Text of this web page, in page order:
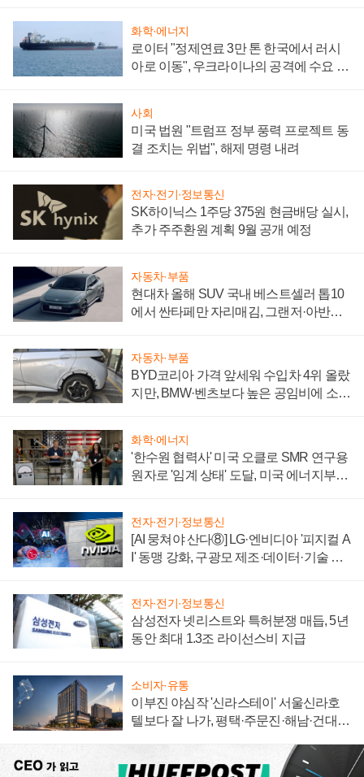
화학·에너지
로이터 "정제연료 3만 톤 한국에서 러시
아로 이동", 우크라이나의 공격에 수요 늘
사회
미국 법원 "트럼프 정부 풍력 프로젝트 동
결 조치는 위법", 해제 명령 내려
전자·전기·정보통신
SK하이닉스 1주당 375원 현금배당 실시,
추가 주주환원 계획 9월 공개 예정
자동차·부품
현대차 올해 SUV 국내 베스트셀러 톱10
에서 싼타페만 자리매김, 그랜저·아반떼
자동차·부품
BYD코리아 가격 앞세워 수입차 4위 올랐
지만, BMW·벤츠보다 높은 공임비에 소비
화학·에너지
'한수원 협력사' 미국 오클로 SMR 연구용
원자로 '임계 상태' 도달, 미국 에너지부
전자·전기·정보통신
[AI 뭉쳐야 산다⑧] LG·엔비디아 '피지컬 A
I' 동맹 강화, 구광모 제조·데이터·기술 결
전자·전기·정보통신
삼성전자 넷리스트와 특허분쟁 매듭, 5년
동안 최대 1.3조 라이선스비 지급
소비자·유통
이부진 야심작 '신라스테이' 서울신라호
텔보다 잘 나가, 평택·주문진·해남·건대로